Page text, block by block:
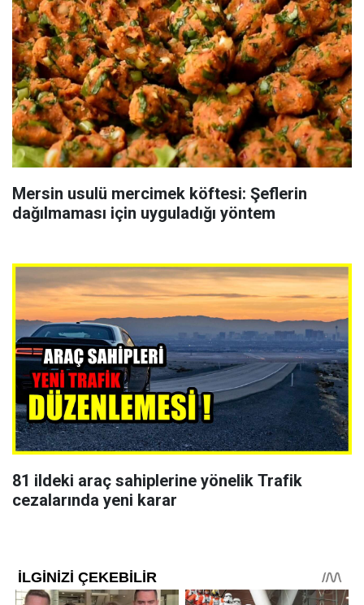
Mersin usulü mercimek köftesi: Şeflerin
dağılmaması için uyguladığı yöntem
81 ildeki araç sahiplerine yönelik Trafik
cezalarında yeni karar